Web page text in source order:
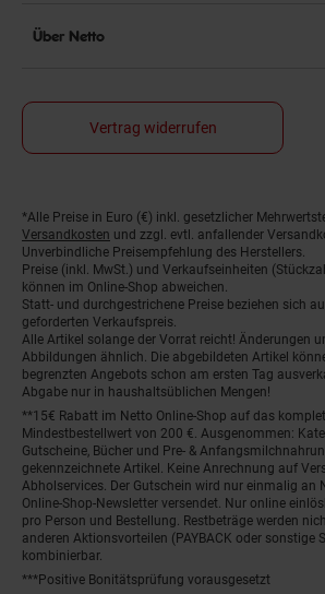
Über Netto
Vertrag widerrufen
Fußnoten
*Alle Preise in Euro (€) inkl. gesetzlicher
Versandkosten und zzgl. evtl. anfallender
Unverbindliche Preisempfehlung des Herstellers.
Preise (inkl. MwSt.) und Verkaufseinheiten
können im Online-Shop abweichen.
Statt- und durchgestrichene Preise beziehen sich
geforderten Verkaufspreis.
Alle Artikel solange der Vorrat reicht! Änderungen
Abbildungen ähnlich. Die abgebildeten Artikel
begrenzten Angebots schon am ersten Tag
Abgabe nur in haushaltsüblichen Mengen!
**15€ Rabatt im Netto Online-Shop auf das
Mindestbestellwert von 200 €. Ausgenommen:
Gutscheine, Bücher und Pre- &
gekennzeichnete Artikel. Keine Anrechnung auf
Abholservices. Der Gutschein wird nur einmalig an
Online-Shop-Newsletter versendet. Nur online
pro Person und Bestellung. Restbeträge werden
anderen Aktionsvorteilen (PAYBACK oder sonstige
kombinierbar.
***Positive Bonitätsprüfung vorausgesetzt